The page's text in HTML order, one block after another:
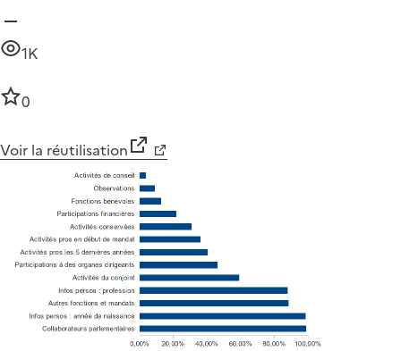
1K
0
Voir la réutilisation